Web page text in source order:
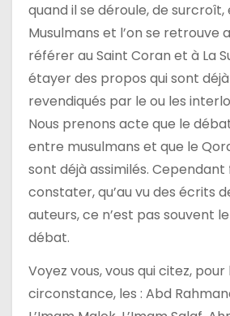
quand il se déroule, de surcroît,
Musulmans et l’on se retrouve
référer au Saint Coran et à La
étayer des propos qui sont
revendiqués par le ou les
Nous prenons acte que le
entre musulmans et que le
sont déjà assimilés.
constater, qu’au vu des écrits
auteurs, ce n’est pas souvent le
débat.
Voyez vous, vous qui citez, pour
circonstance, les : Abd